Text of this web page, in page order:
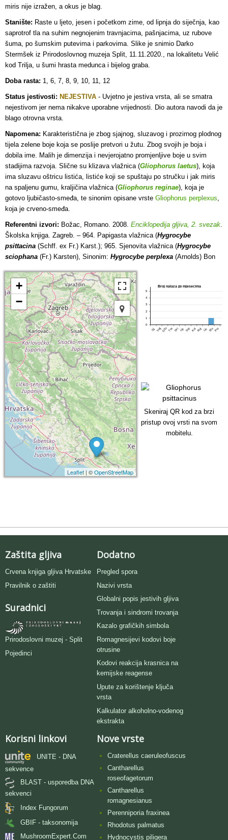
miris nije izražen, a okus je blag.
Stanište: Raste u ljeto, jesen i početkom zime, od lipnja do siječnja, kao
saprotrof tla na suhim negnojenim travnjacima, pašnjacima, uz rubove
šuma, po šumskim putevima i parkovima. Slike je snimio Darko
Stermšek iz Prirodoslovnog muzeja Split, 11.11.2020., na lokalitetu Velić
kod Trilja, u šumi hrasta medunca i bijelog graba.
Doba rasta: 1, 6, 7, 8, 9, 10, 11, 12
Status jestivosti: NEJESTIVA - Uvjetno je jestiva vrsta, ali se smatra
nejestivom jer nema nikakve uporabne vrijednosti. Dio autora navodi da je
blago otrovna vrsta.
Napomena: Karakteristična je zbog sjajnog, sluzavog i prozirnog plodnog
tijela zelene boje koja se poslije pretvori u žutu. Zbog svojih je boja i
dobila ime. Malih je dimenzija i nevjerojatno promjenljive boje u svim
stadijima razvoja. Slične su klizava vlažnica (Gliophorus laetus), koja
ima sluzavu oštricu listića, listiće koji se spuštaju po stručku i jak miris
na spaljenu gumu, kraljičina vlažnica (Gliophorus reginae), koja je
gotovo ljubičasto-smeđa, te sinonim opisane vrste Gliophorus perplexus,
koja je crveno-smeđa.
Referentni izvori: Božac, Romano. 2008. Enciklopedija gljiva, 2. svezak.
Školska knjiga. Zagreb. – 964. Papigasta vlažnica (Hygrocybe
psittacina (Schff. ex Fr.) Karst.); 965. Sjenovita vlažnica (Hygrocybe
sciophana (Fr.) Karsten), Sinonim: Hygrocybe perplexa (Arnolds) Bon
+
−
Leaflet| ©OpenStreetMap
Broj nalaza po mjesecima
0
1
2
3
4
5
Sij VeljOžuTra Svi Lip Srp Kol Ruj Lis StuPro
Skeniraj QR kod za brzi
pristup ovoj vrsti na svom
mobitelu.
Zaštita gljiva
Crvena knjiga gljiva Hrvatske
Pravilnik o zaštiti
Suradnici
Prirodoslovni muzej - Split
Pojedinci
Dodatno
Pregled spora
Nazivi vrsta
Globalni popis jestivih gljiva
Trovanja i sindromi trovanja
Kazalo grafičkih simbola
Romagnesijevi kodovi boje
otrusine
Kodovi reakcija krasnica na
kemijske reagense
Upute za korištenje ključa
vrsta
Kalkulator alkoholno-vodenog
ekstrakta
Korisni linkovi
UNITE - DNA
sekvence
BLAST - usporedba DNA
sekvenci
Index Fungorum
GBIF - taksonomija
MushroomExpert.Com
Nove vrste
Craterellus caeruleofuscus
Cantharellus
roseofagetorum
Cantharellus
romagnesianus
Perenniporia fraxinea
Rhodotus palmatus
Hydnocystis piligera